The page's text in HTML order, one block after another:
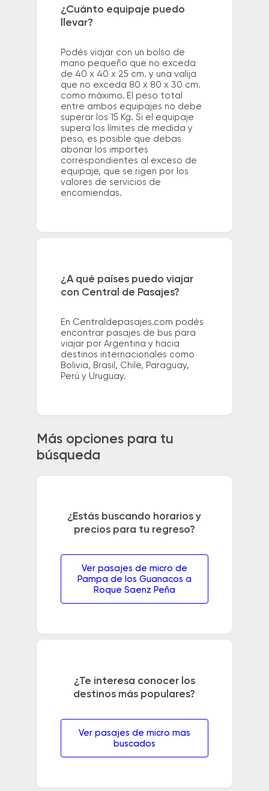
¿Cuánto equipaje puedo
llevar?
Podés viajar con un bolso de
mano pequeño que no exceda
de 40 x 40 x 25 cm. y una valija
que no exceda 80 x 80 x 30 cm.
como máximo. El peso total
entre ambos equipajes no debe
superar los 15 Kg. Si el equipaje
supera los límites de medida y
peso, es posible que debas
abonar los importes
correspondientes al exceso de
equipaje, que se rigen por los
valores de servicios de
encomiendas.
¿A qué países puedo viajar
con Central de Pasajes?
En Centraldepasajes.com podés
encontrar pasajes de bus para
viajar por Argentina y hacia
destinos internacionales como
Bolivia, Brasil, Chile, Paraguay,
Perú y Uruguay.
Más opciones para tu
búsqueda
¿Estás buscando horarios y
precios para tu regreso?
Ver pasajes de micro de
Pampa de los Guanacos a
Roque Saenz Peña
¿Te interesa conocer los
destinos más populares?
Ver pasajes de micro mas
buscados